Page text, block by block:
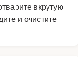
в
и добавит
вкрутую
и очистите